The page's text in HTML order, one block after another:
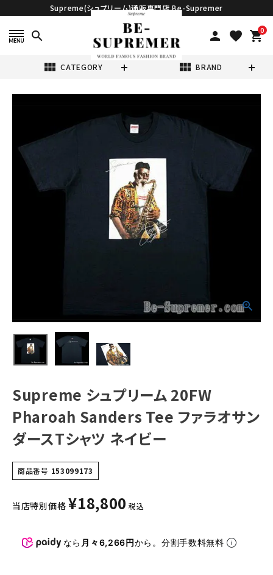
Supreme(シュプリーム)通販専門店 Be-Supremer
search person favorite 0
shopping_cart
view_module CATEGORY view_module BRAND
CATEGORY
Tシャツ・ロングスリーブ
ジャケット・アウター
キャップ・ハット
ニット帽・ビーニー
バックパック・リュック
その他バッグ類
パンツ・ショーツ
Supreme シュプリーム 20FW
Pharoah Sanders Tee ファラオサン
ダースTシャツ ネイビー
商品番号 153099173
当店特別価格 ¥18,800 税込
なら 月々6,266円から。分割手数料無料